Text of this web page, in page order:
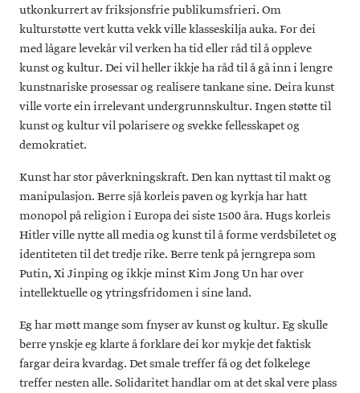
utkonkurrert av friksjonsfrie publikumsfrieri. Om
kulturstøtte vert kutta vekk ville klasseskilja auka. For dei
med lågare levekår vil verken ha tid eller råd til å oppleve
kunst og kultur. Dei vil heller ikkje ha råd til å gå inn i lengre
kunstnariske prosessar og realisere tankane sine. Deira kunst
ville vorte ein irrelevant undergrunnskultur. Ingen støtte til
kunst og kultur vil polarisere og svekke fellesskapet og
demokratiet.
Kunst har stor påverkningskraft. Den kan nyttast til makt og
manipulasjon. Berre sjå korleis paven og kyrkja har hatt
monopol på religion i Europa dei siste 1500 åra. Hugs korleis
Hitler ville nytte all media og kunst til å forme verdsbiletet og
identiteten til det tredje rike. Berre tenk på jerngrepa som
Putin, Xi Jinping og ikkje minst Kim Jong Un har over
intellektuelle og ytringsfridomen i sine land.
Eg har møtt mange som fnyser av kunst og kultur. Eg skulle
berre ynskje eg klarte å forklare dei kor mykje det faktisk
fargar deira kvardag. Det smale treffer få og det folkelege
treffer nesten alle. Solidaritet handlar om at det skal vere plass